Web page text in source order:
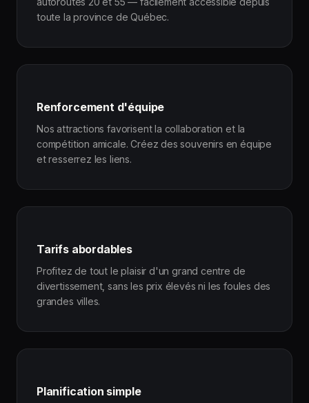
toute la province de Québec.
Renforcement d'équipe
Nos attractions favorisent la collaboration et la
compétition amicale. Créez des souvenirs en équipe
et resserrez les liens.
Tarifs abordables
Profitez de tout le plaisir d'un grand centre de
divertissement, sans les prix élevés ni les foules des
grandes villes.
Planification simple